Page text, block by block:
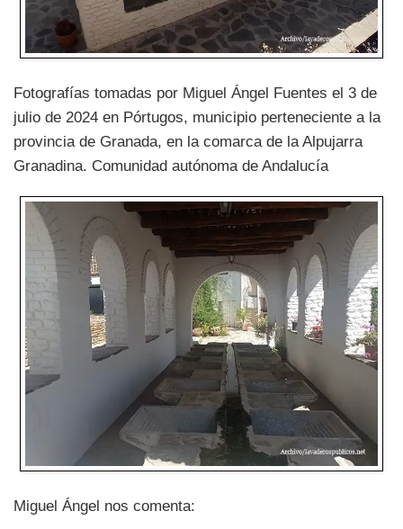
Fotografías tomadas por Miguel Ángel Fuentes el 3 de
julio de 2024 en Pórtugos, municipio perteneciente a la
provincia de Granada, en la comarca de la Alpujarra
Granadina. Comunidad autónoma de Andalucía
Miguel Ángel nos comenta: